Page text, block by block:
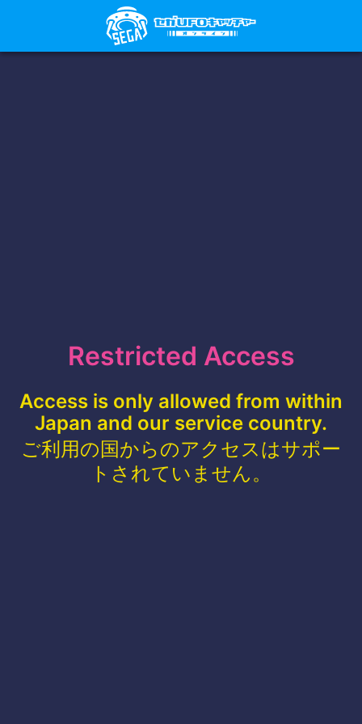
Restricted Access
Access is only allowed from within
Japan and our service country.
ご利用の国からのアクセスはサポー
トされていません。